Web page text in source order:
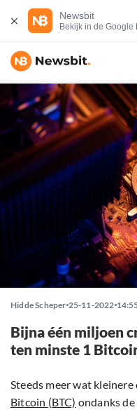
Newsbit
Bekijk in de Google
Hidde Scheper 25-11-2022
Bijna één miljoen
ten minste 1
Steeds meer wat
Bitcoin (BTC) ondanks